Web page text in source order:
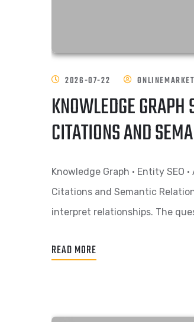
2026-07-22
KNOWLEDGE
CITATIONS AND
Knowledge Graph • Entity SEO
Citations and Semantic
interpret relationships. The
READ MORE